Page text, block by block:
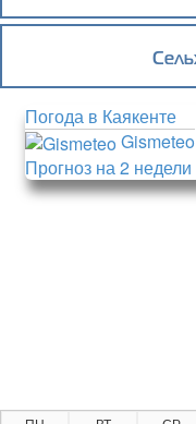
Погода в Каякенте
Gismeteo
Прогноз на 2 недели